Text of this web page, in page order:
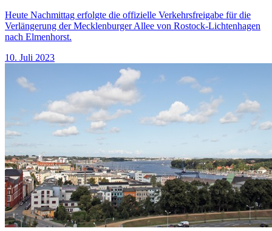
Heute Nachmittag erfolgte die offizielle Verkehrsfreigabe für die
Verlängerung der Mecklenburger Allee von Rostock-Lichtenhagen
nach Elmenhorst.
10. Juli 2023